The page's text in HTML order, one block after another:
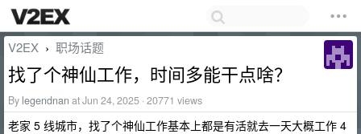
V2EX › 职场话题
找了个神仙工作，时间多能干点啥？
By legendnan at Jun 24, 2025 · 20771 views
老家 5 线城市，找了个神仙工作基本上都是有活就去一天大概工作 4